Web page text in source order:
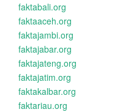
faktabali.org
faktaaceh.org
faktajambi.org
faktajabar.org
faktajateng.org
faktajatim.org
faktakalbar.org
faktariau.org